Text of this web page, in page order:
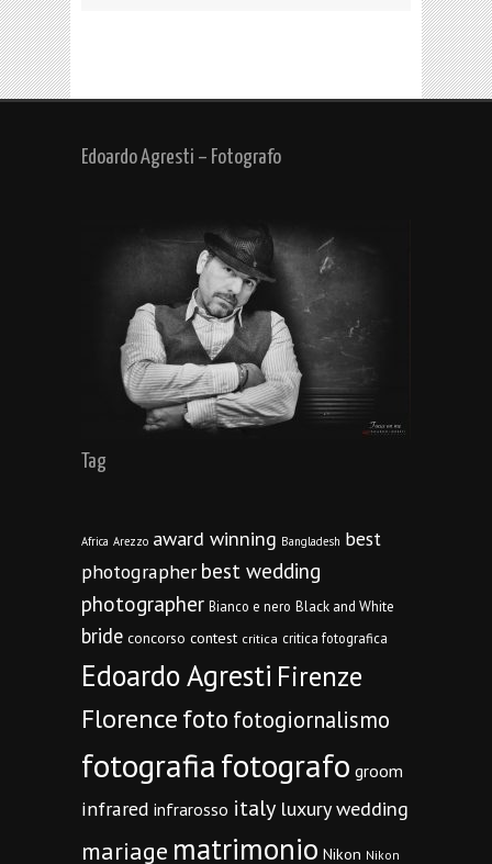
Edoardo Agresti – Fotografo
Tag
Africa Arezzo award winning Bangladesh best
photographer best wedding
photographer Bianco e nero Black and White
bride concorso contest critica critica fotografica
Edoardo Agresti Firenze
Florencefoto fotogiornalismo
fotografiafotografo groom
infrared infrarosso italy luxury wedding
mariage matrimonio Nikon Nikon